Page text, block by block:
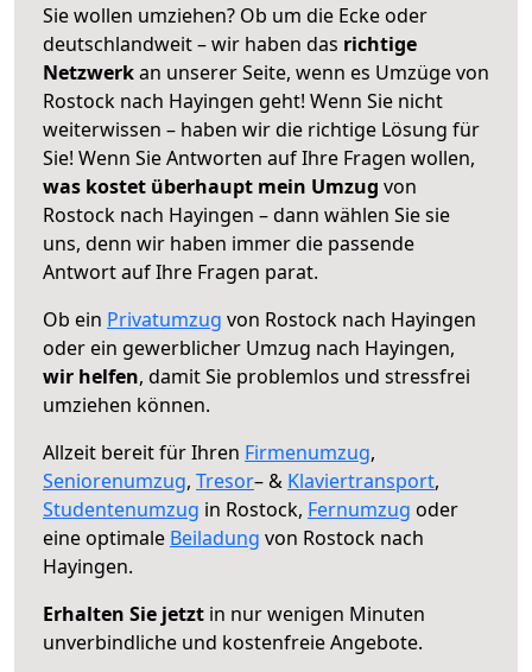
Sie wollen umziehen? Ob um die Ecke oder
deutschlandweit – wir haben das richtige
Netzwerkan unserer Seite, wenn es Umzüge von
Rostock nach Hayingen geht! Wenn Sie nicht
weiterwissen – haben wir die richtige Lösung für
Sie! Wenn Sie Antworten auf Ihre Fragen wollen,
was kostet überhaupt mein Umzug von
Rostock nach Hayingen – dann wählen Sie sie
uns, denn wir haben immer die passende
Antwort auf Ihre Fragen parat.
Ob ein Privatumzug von Rostock nach Hayingen
oder ein gewerblicher Umzug nach Hayingen,
wir helfen, damit Sie problemlos und stressfrei
umziehen können.
Allzeit bereit für Ihren Firmenumzug,
Seniorenumzug, Tresor– & Klaviertransport,
Studentenumzug in Rostock, Fernumzug oder
eine optimale Beiladung von Rostock nach
Hayingen.
Erhalten Sie jetzt in nur wenigen Minuten
unverbindliche und kostenfreie Angebote.